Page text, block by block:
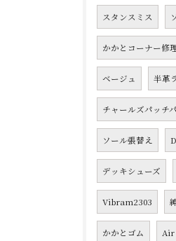
スタンスミス
かかとコーナー修
ベージュ 半革
チャールズパッチ
ソール張替え
デッキシューズ
Vibram2303
かかとゴム Air